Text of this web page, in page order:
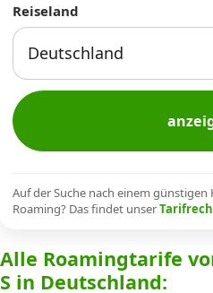
Handy-Abo-
Handy-Abo
Alle Mobile-
Internet, TV, Telefon
Kombi-Angebote
Reiseland
Auf der Suche nach einem
Roaming? Das findet unser
Alle Roamingtarife
S in Deutschland: